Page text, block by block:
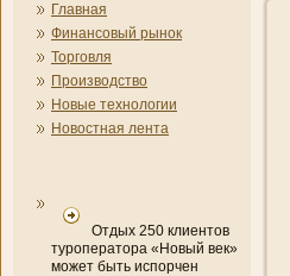
Главная
Финансовый рынок
Торговля
Производство
Новые технологии
Новостная лента
Отдых 250 клиентов
туроператора «Новый век»
может быть испорчен